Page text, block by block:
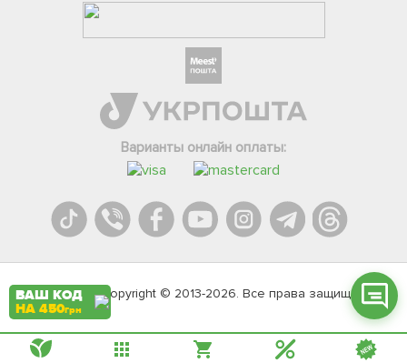
Варианты онлайн оплаты:
Agromarket.Copyright © 2013-2026. Все права защищены
Телеграм
Вайбер
Онлайн чат
ВАШ КОД
НА 450грн